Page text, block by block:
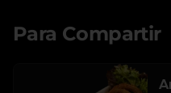
Para Compartir